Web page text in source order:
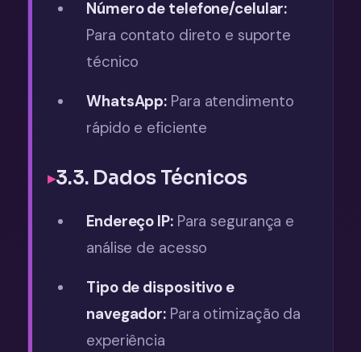
Número de telefone/celular:
Para contato direto e suporte
técnico
WhatsApp: Para atendimento
rápido e eficiente
3.3. Dados Técnicos
Endereço IP:Para segurança e
análise de acesso
Tipo de dispositivo e
navegador: Para otimização da
experiência